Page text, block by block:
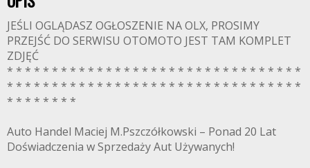
JEŚLI OGLĄDASZ OGŁOSZENIE NA OLX, PROSIMY
PRZEJŚĆ DO SERWISU OTOMOTO JEST TAM KOMPLET
ZDJĘĆ
* * * * * * * * * * * * * * * * * * * * * * * * * * * * * * * * *
* * * * * * * * * * * * * * * * * * * * * * * * * * * * * * * * *
* * * * * * * *
Auto Handel Maciej M.Pszczółkowski – Ponad 20 Lat
Doświadczenia w Sprzedaży Aut Używanych!